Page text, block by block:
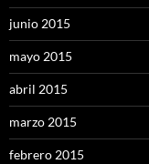
junio 2015
mayo 2015
abril 2015
marzo 2015
febrero 2015